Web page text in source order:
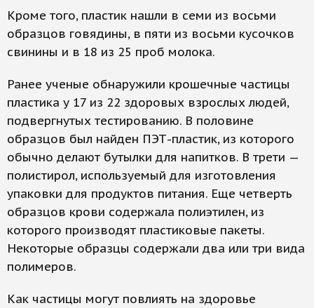
Кроме того, пластик нашли в семи из восьми
образцов говядины, в пяти из восьми кусочков
свинины и в 18 из 25 проб молока.
Ранее ученые обнаружили крошечные частицы
пластика у 17 из 22 здоровых взрослых людей,
подвергнутых тестированию. В половине
образцов был найден ПЭТ-пластик, из которого
обычно делают бутылки для напитков. В трети —
полистирол, используемый для изготовления
упаковки для продуктов питания. Еще четверть
образцов крови содержала полиэтилен, из
которого производят пластиковые пакеты.
Некоторые образцы содержали два или три вида
полимеров.
Как частицы могут повлиять на здоровье